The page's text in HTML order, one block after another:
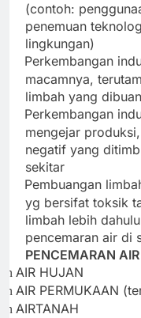
(contoh:
penemuan
lingkungan)
Perkembangan
macamnya,
limbah yang
Perkembangan
mengejar
negatif yang
sekitar
Pembuangan
yg bersifat toksik
limbah lebih
pencemaran air di
PENCEMARAN
n AIR HUJAN
n AIR PERMUKAAN
n AIRTANAH